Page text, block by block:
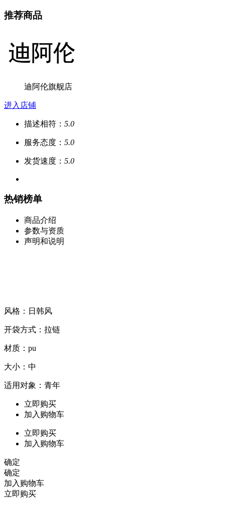
推荐商品
迪阿伦旗舰店
进入店铺
描述相符： 5.0
服务态度： 5.0
发货速度： 5.0
热销榜单
商品介绍
参数与资质
声明和说明
风格：日韩风
开袋方式：拉链
材质：pu
大小：中
适用对象：青年
立即购买
加入购物车
立即购买
加入购物车
确定
确定
加入购物车
立即购买